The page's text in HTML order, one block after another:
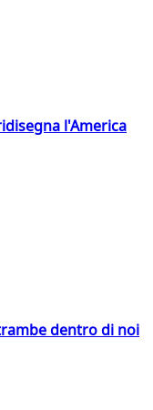
l'America
dentro di noi